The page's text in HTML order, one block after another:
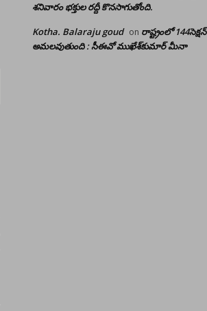
శనివారం భక్తుల రద్దీ కొనసాగుతోంది.
Kotha. Balaraju goud on రాష్ట్రంలో 144సెక్షన్
అమలవుతుంది : సీఈవో ముఖేశ్‌కుమార్‌ మీనా